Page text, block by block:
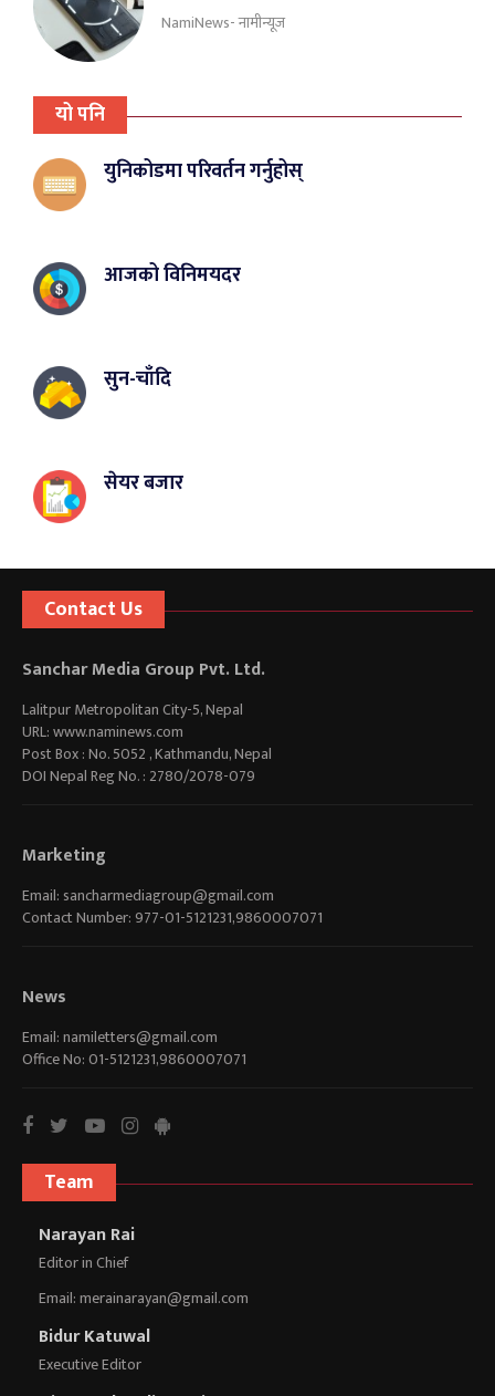
NamiNews- नामीन्यूज
यो पनि
युनिकोडमा परिवर्तन गर्नुहोस्
आजको विनिमयदर
सुन-चाँदि
सेयर बजार
Contact Us
Sanchar Media Group Pvt. Ltd.
Lalitpur Metropolitan City-5, Nepal
URL: www.naminews.com
Post Box : No. 5052 , Kathmandu, Nepal
DOI Nepal Reg No. : 2780/2078-079
Marketing
Email: sancharmediagroup@gmail.com
Contact Number: 977-01-5121231,9860007071
News
Email:namiletters@gmail.com
Office No: 01-5121231,9860007071
Team
Narayan Rai
Editor in Chief
Email:merainarayan@gmail.com
Bidur Katuwal
Executive Editor